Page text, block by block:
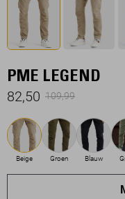
PME LEGEND
82,50 109,99
Beige Groen Blauw